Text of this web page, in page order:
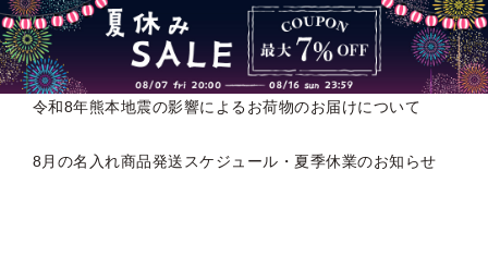
令和8年熊本地震の影響によるお荷物のお届けについて
8月の名入れ商品発送スケジュール・夏季休業のお知らせ